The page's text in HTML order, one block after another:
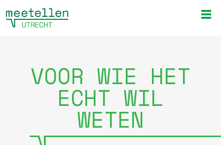
VOOR WIE HET
ECHT WIL
WETEN